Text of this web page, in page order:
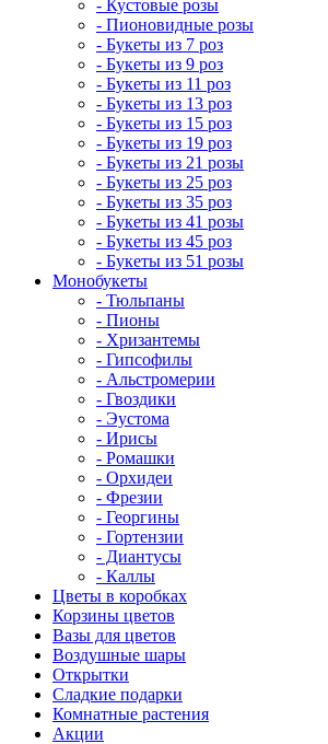
- Кустовые розы
- Пионовидные розы
- Букеты из 7 роз
- Букеты из 9 роз
- Букеты из 11 роз
- Букеты из 13 роз
- Букеты из 15 роз
- Букеты из 19 роз
- Букеты из 21 розы
- Букеты из 25 роз
- Букеты из 35 роз
- Букеты из 41 розы
- Букеты из 45 роз
- Букеты из 51 розы
Монобукеты
- Тюльпаны
- Пионы
- Хризантемы
- Гипсофилы
- Альстромерии
- Гвоздики
- Эустома
- Ирисы
- Ромашки
- Орхидеи
- Фрезии
- Георгины
- Гортензии
- Диантусы
- Каллы
Цветы в коробках
Корзины цветов
Вазы для цветов
Воздушные шары
Открытки
Сладкие подарки
Комнатные растения
Акции